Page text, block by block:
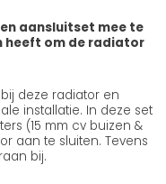
aansluitset mee te
heeft om de radiator
deze radiator en
installatie. In deze set
(15 mm cv buizen &
aan te sluiten. Tevens
bij.